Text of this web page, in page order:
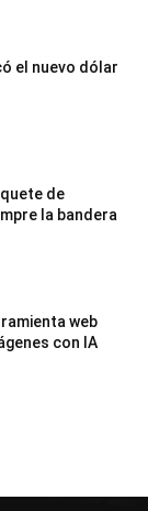
el nuevo dólar
de
la bandera
web
con IA